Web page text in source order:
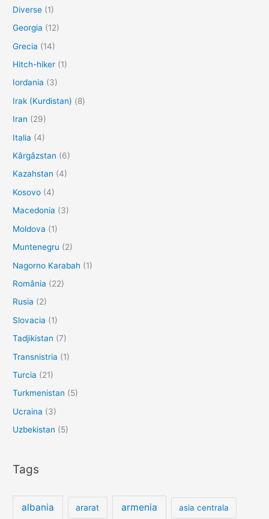
Diverse (1)
Georgia (12)
Grecia (14)
Hitch-hiker (1)
Iordania (3)
Irak (Kurdistan) (8)
Iran (29)
Italia (4)
Kârgâzstan (6)
Kazahstan (4)
Kosovo (4)
Macedonia (3)
Moldova (1)
Muntenegru (2)
Nagorno Karabah (1)
România (22)
Rusia (2)
Slovacia (1)
Tadjikistan (7)
Transnistria (1)
Turcia (21)
Turkmenistan (5)
Ucraina (3)
Uzbekistan (5)
Tags
albania ararat armenia asia centrala